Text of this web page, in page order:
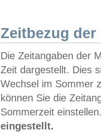
Zeitbezug der
Die Zeitangaben der
Zeit dargestellt. Dies
Wechsel im Sommer
können Sie die
Sommerzeit
eingestellt.